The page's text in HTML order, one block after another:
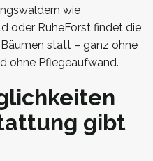
wie
oder RuheForst findet die
statt – ganz ohne
ohne Pflegeaufwand.
gibt